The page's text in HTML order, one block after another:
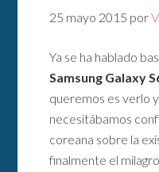
25 mayo 2015 por
Ya se ha hablado
Samsung Galaxy
queremos es verlo
necesitábamos
coreana sobre la
finalmente el